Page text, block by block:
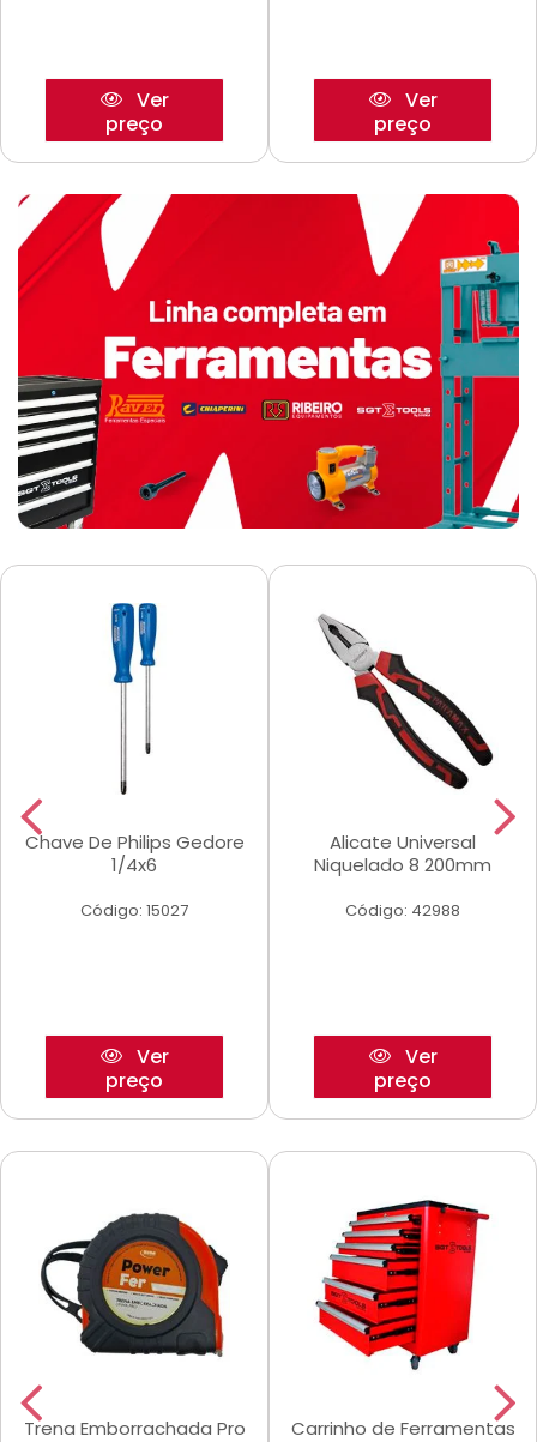
Ver
preço
Ver
preço
Chave De Philips Gedore
1/4x6
Código: 15027
Ver
preço
Alicate Universal
Niquelado 8 200mm
Código: 42988
Ver
preço
Trena Emborrachada Pro
Carrinho de Ferramentas